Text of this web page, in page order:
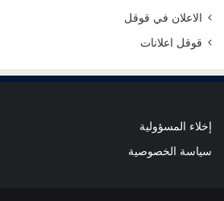
الاعلان في قوقل
قوقل اعلانات
إخلاء المسؤولية
سياسة الخصوصية